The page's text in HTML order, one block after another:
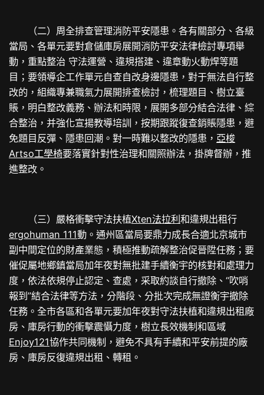
（二）周全排查管理消防平安隱患。各有關部分、各級
當局、各單元要對倉儲庫房展開消防平安法律檢討專項舉
動，重點整治 守法運營、違規搭建、違章動火動焊等題
目；要領導企工作單元自查自改身邊隱患，對于無法自行整
改的，組織專兼職氣力展開排查檢討，梳理題目、樹立臺
賬，明白整改義務、辦法和時限，展開多部分結合法律、綜
合整治，并強化宣揚教導培訓，按期跟蹤復查銷賬隱患，避
免題目反彈、隱患回潮。對一時難以整改的隱患， 亞梭
Artso工學椅要落實針對性治理和關照辦法，掛牌督辦，推
進整改。
（三）嚴格衝擊守法扶植Xten法拉利和違規出租行
ergohuman 111動。通州區當局要鼎力成長合適北京城市
副中間定位的財產業態，積極推動疏解整治促晉陞任務；要
催促屬地鄉鎮當局加年夜對無批建手續衡宇的核對和處理力
度，依法依規停止認定、查處，采取約談自行撤除、“吹哨
報到”結合法律等方法，分階段、分批次完成無證衡宇撤除
任務。全市各區和各單元要加年夜對守法扶植和違規出租廠
房、庫房行動的衝擊震懾力度，樹立長效機制和區域
Enjoy121協作共同機制，避免不具有手續和平安前提的廠
房、庫房反復違規出租、轉租。